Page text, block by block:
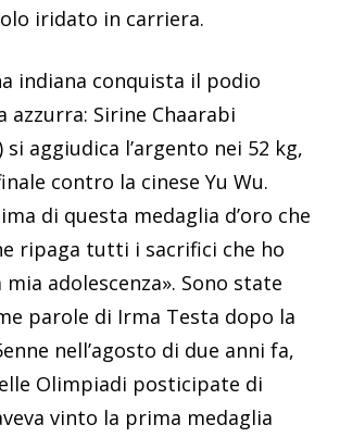
iridato in carriera.
indiana conquista il podio
azzurra: Sirine Chaarabi
si aggiudica l’argento nei 52 kg,
contro la cinese Yu Wu.
di questa medaglia d’oro che
ripaga tutti i sacrifici che ho
adolescenza». Sono state
parole di Irma Testa dopo la
nell’agosto di due anni fa,
Olimpiadi posticipate di
vinto la prima medaglia